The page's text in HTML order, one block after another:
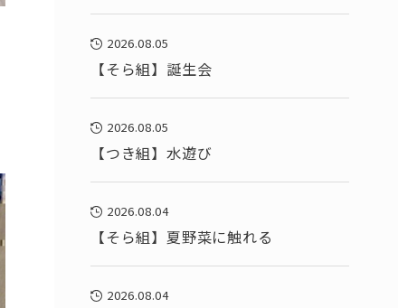
2026.08.05
【そら組】誕生会
2026.08.05
【つき組】水遊び
2026.08.04
【そら組】夏野菜に触れる
2026.08.04